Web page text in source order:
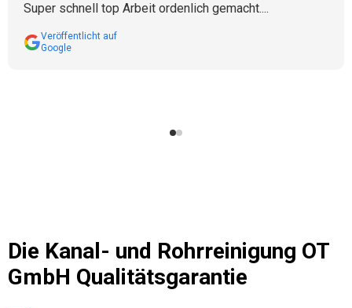
Super schnell top Arbeit ordenlich gemacht....
Veröffentlicht auf
Google
Die Kanal- und Rohrreinigung OT
GmbH Qualitätsgarantie